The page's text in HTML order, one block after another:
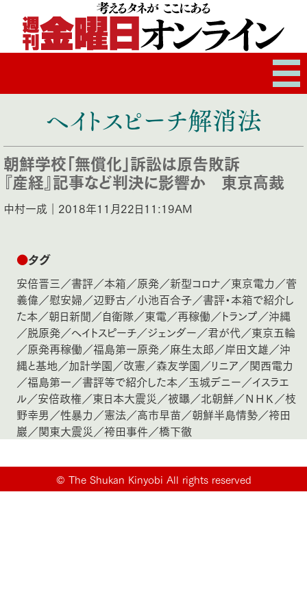
ヘイトスピーチ解消法
朝鮮学校「無償化」訴訟は原告敗訴
『産経』記事など判決に影響か 東京高裁
中村一成｜2018年11月22日11:19AM
●タグ
安倍晋三 ／書評／本箱／原発／新型コロナ／東京電力 ／菅
義偉／慰安婦／辺野古／小池百合子／書評・本箱で紹介し
た本／朝日新聞／自衛隊／東電／再稼働／トランプ／沖縄
／脱原発／ヘイトスピーチ／ジェンダー／君が代／東京五輪
／原発再稼働／福島第一原発／麻生太郎／岸田文雄／沖
縄と基地／加計学園／改憲／森友学園／リニア／関西電力
／福島第一／書評等で紹介した本／玉城デニー／イスラエ
ル／安倍政権／東日本大震災 ／被曝／北朝鮮／ＮＨＫ ／枝
野幸男 ／性暴力 ／憲法／高市早苗／朝鮮半島情勢／袴田
巖／関東大震災 ／袴田事件／橋下徹
© The Shukan Kinyobi All rights reserved